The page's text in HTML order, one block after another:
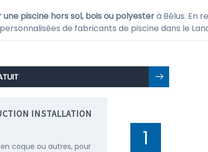
une piscine hors sol, bois ou polyesterà Bélus. En
de fabricants de piscine dans le
INSTALLATION
coque ou autres, pour
1